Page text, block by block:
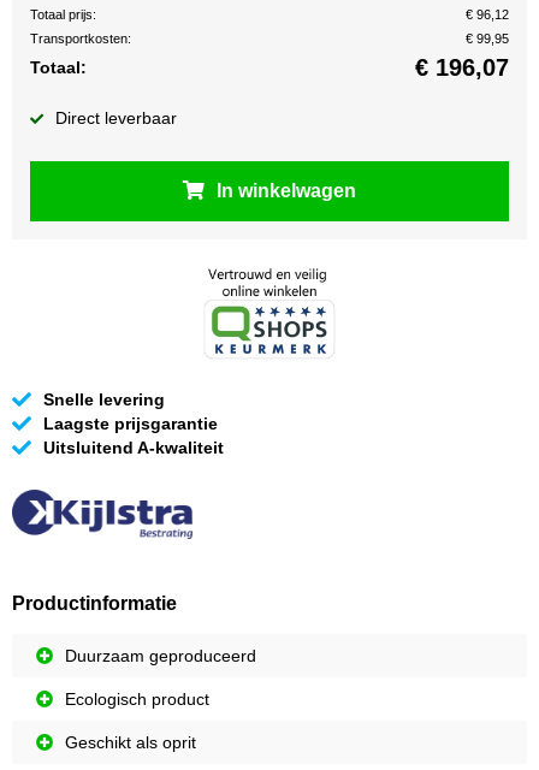
Totaal prijs:
€ 96,12
Transportkosten:
€ 99,95
Totaal: € 196,07
Direct leverbaar
In winkelwagen
Snelle levering
Laagste prijsgarantie
Uitsluitend A-kwaliteit
Productinformatie
Duurzaam geproduceerd
Ecologisch product
Geschikt als oprit